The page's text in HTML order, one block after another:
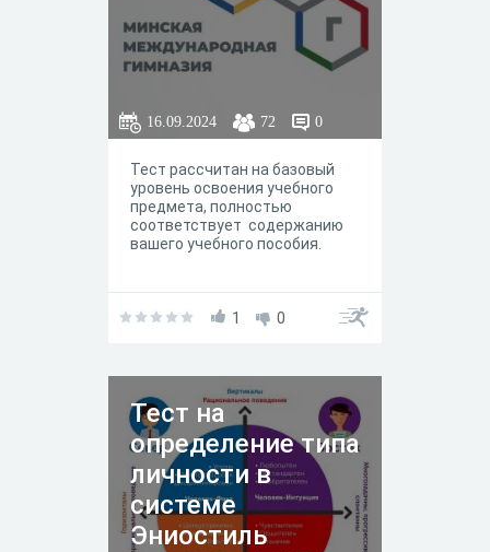
16.09.2024 72 0
Тест рассчитан на базовый
уровень освоения учебного
предмета, полностью
соответствует содержанию
вашего учебного пособия.
1 0
Тест на
определение типа
личности в
системе
Эниостиль